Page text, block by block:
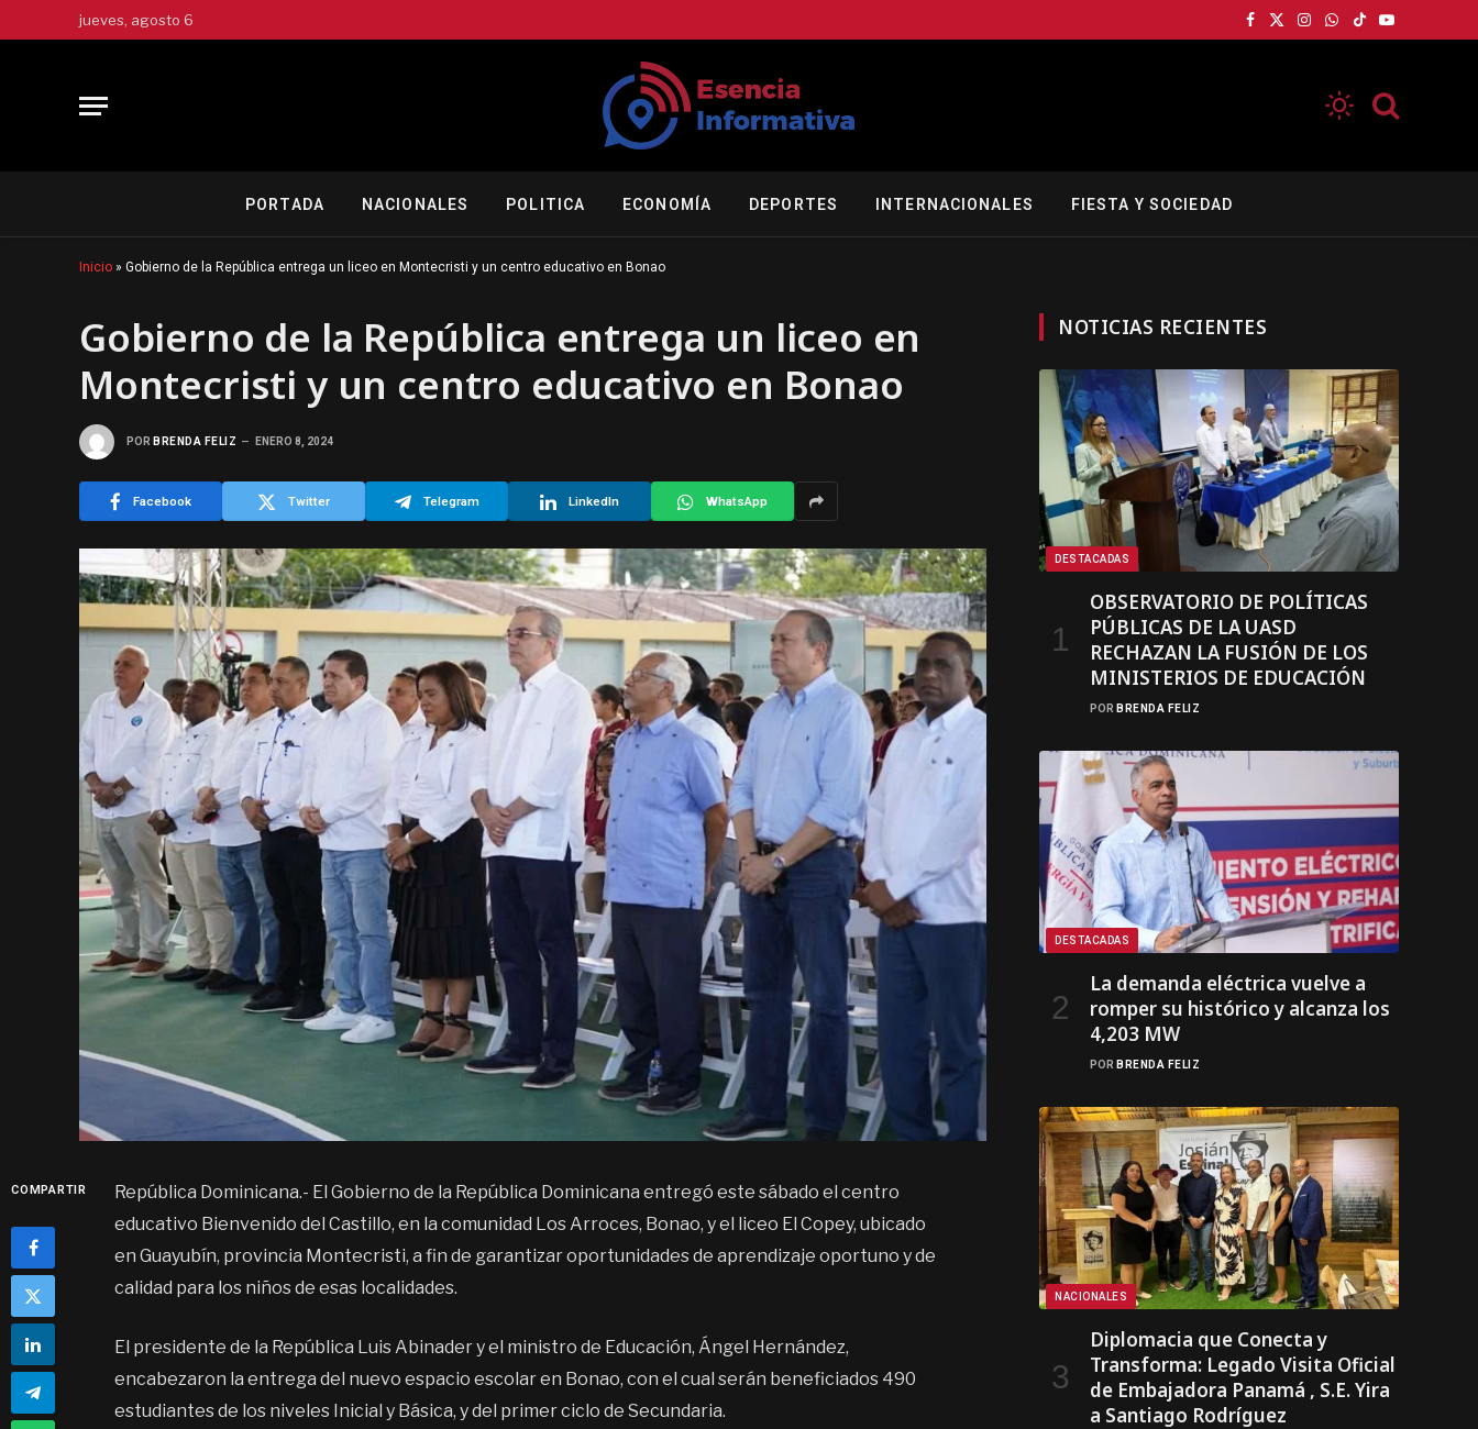
jueves, agosto 6
Facebook
X
Instagram
WhatsApp
TikTokYouTube
PORTADA NACIONALES POLITICA ECONOMÍA DEPORTES INTERNACIONALES FIESTA Y SOCIEDAD
Inicio » Gobierno de la República entrega un liceo en Montecristi y un centro educativo en Bonao
Gobierno de la República entrega un liceo en
Montecristi y un centro educativo en Bonao
POR BRENDA FELIZ ENERO 8, 2024
Facebook Twitter Telegram LinkedIn WhatsApp
COMPARTIR
República Dominicana.- El Gobierno de la República Dominicana entregó este sábado el centro
educativo Bienvenido del Castillo, en la comunidad Los Arroces, Bonao, y el liceo El Copey, ubicado
en Guayubín, provincia Montecristi, a fin de garantizar oportunidades de aprendizaje oportuno y de
calidad para los niños de esas localidades.
El presidente de la República Luis Abinader y el ministro de Educación, Ángel Hernández,
encabezaron la entrega del nuevo espacio escolar en Bonao, con el cual serán beneficiados 490
estudiantes de los niveles Inicial y Básica, y del primer ciclo de Secundaria.
NOTICIAS RECIENTES
DESTACADAS
OBSERVATORIO DE POLÍTICAS
PÚBLICAS DE LA UASD
RECHAZAN LA FUSIÓN DE LOS
MINISTERIOS DE EDUCACIÓN
POR BRENDA FELIZ
DESTACADAS
La demanda eléctrica vuelve a
romper su histórico y alcanza los
4,203 MW
POR BRENDA FELIZ
NACIONALES
Diplomacia que Conecta y
Transforma: Legado Visita Oficial
de Embajadora Panamá , S.E. Yira
a Santiago Rodríguez